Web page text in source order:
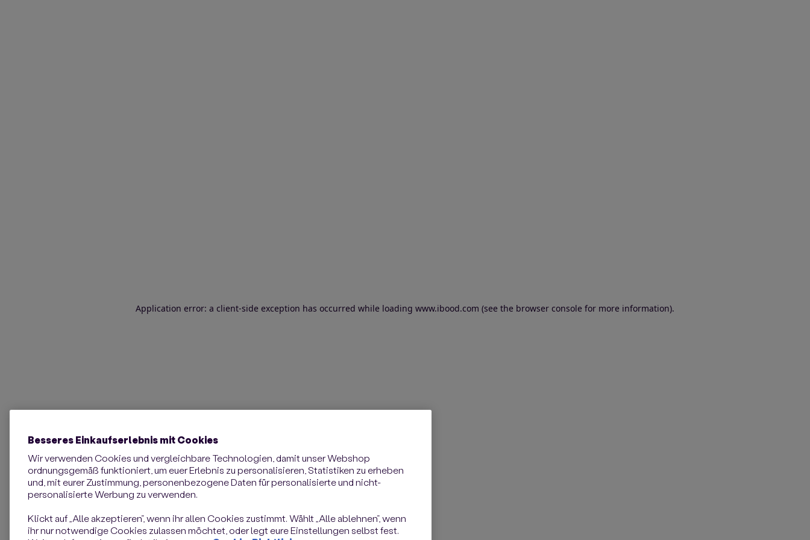
Application error: a client-side exception has occurred while loading www.ibood.com (see the browser console for more information).
Besseres Einkaufserlebnis mit Cookies
Wir verwenden Cookies und vergleichbare Technologien, damit unser Webshop
ordnungsgemäß funktioniert, um euer Erlebnis zu personalisieren, Statistiken zu erheben
und, mit eurer Zustimmung, personenbezogene Daten für personalisierte und nicht-
personalisierte Werbung zu verwenden.
Klickt auf „Alle akzeptieren“, wenn ihr allen Cookies zustimmt. Wählt „Alle ablehnen“, wenn
ihr nur notwendige Cookies zulassen möchtet, oder legt eure Einstellungen selbst fest.